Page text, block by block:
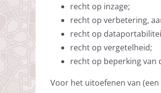
recht op inzage;
recht op verbetering,
recht op
recht op vergetelheid;
recht op beperking van
Voor het uitoefenen van